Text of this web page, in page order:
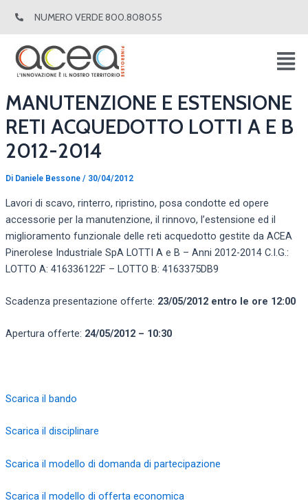
NUMERO VERDE 800.808055
MANUTENZIONE E ESTENSIONE
RETI ACQUEDOTTO LOTTI A E B
2012-2014
Di Daniele Bessone / 30/04/2012
Lavori di scavo, rinterro, ripristino, posa condotte ed opere
accessorie per la manutenzione, il rinnovo, l’estensione ed il
miglioramento funzionale delle reti acquedotto gestite da ACEA
Pinerolese Industriale SpA LOTTI A e B – Anni 2012-2014 C.I.G.:
LOTTO A: 416336122F – LOTTO B: 4163375DB9
Scadenza presentazione offerte: 23/05/2012 entro le ore 12:00
Apertura offerte: 24/05/2012 – 10:30
Scarica il bando
Scarica il disciplinare
Scarica il modello di domanda di partecipazione
Scarica il modello di offerta economica
articoli